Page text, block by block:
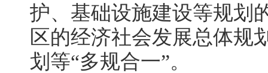
护、基础设施建设等规划
区的经济社会发展总体规
划等“多规合一”。